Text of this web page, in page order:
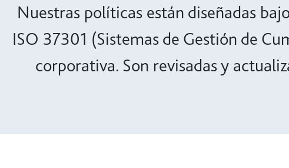
Nuestras políticas están diseñadas
ISO 37301 (Sistemas de Gestión de
corporativa. Son revisadas y